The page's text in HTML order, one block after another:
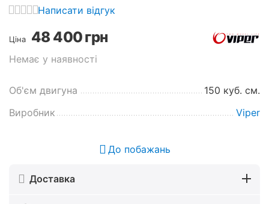
Написати відгук
Ціна 48 400грн
Немає у наявності
Об'єм двигуна
150 куб. см.
Виробник
Viper
До побажань
Доставка